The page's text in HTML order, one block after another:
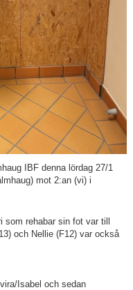
IBF denna lördag 27/1
mot 2:an (vi) i
som rehabar sin fot var till
och Nellie (F12) var också
Isabel och sedan